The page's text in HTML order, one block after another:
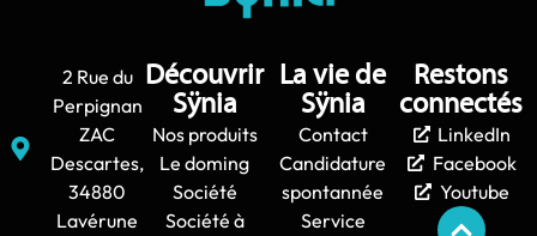
2 Rue du
Perpignan
ZAC
Descartes,
34880
Lavérune
Découvrir
Sÿnia
Nos produits
Le doming
Société
Société à
La vie de
Sÿnia
Contact
Candidature
spontannée
Service
Restons
connectés
LinkedIn
Facebook
Youtube